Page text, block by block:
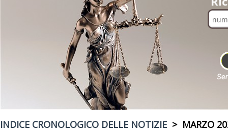
INDICE CRONOLOGICO DELLE NOTIZIE > MARZO